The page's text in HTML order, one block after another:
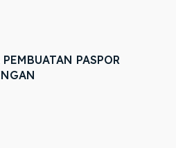
PASPOR